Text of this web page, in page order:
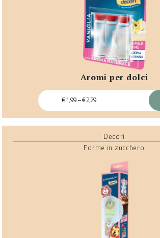
aromi per dolci
€1,99–€2,29
Decorì
Forme in zucchero